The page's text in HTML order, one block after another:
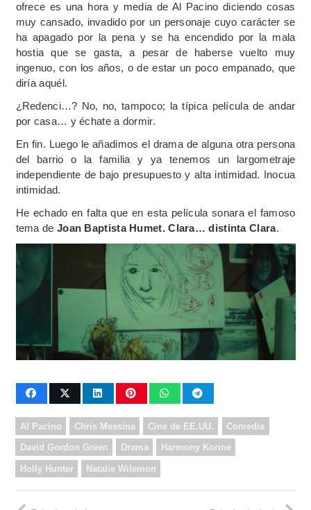
ofrece es una hora y media de Al Pacino diciendo cosas
muy cansado, invadido por un personaje cuyo carácter se
ha apagado por la pena y se ha encendido por la mala
hostia que se gasta, a pesar de haberse vuelto muy
ingenuo, con los años, o de estar un poco empanado, que
diría aquél.
¿Redenci…? No, no, tampoco; la típica película de andar
por casa… y échate a dormir.
En fin. Luego le añadimos el drama de alguna otra persona
del barrio o la familia y ya tenemos un largometraje
independiente de bajo presupuesto y alta intimidad. Inocua
intimidad.
He echado en falta que en esta película sonara el famoso
tema de Joan Baptista Humet. Clara… distinta Clara.
Al Pacino Chris Messina Cine de EE.UU. Comedia
David Gordon Green Drama Harmony Korine
Holly Hunter Natalie Wilemon